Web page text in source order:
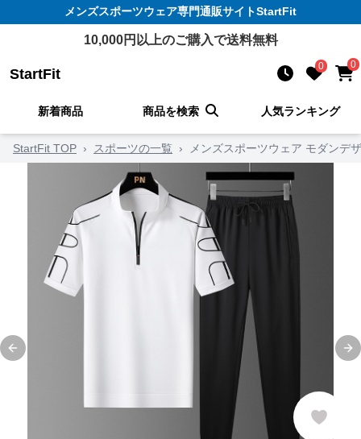
メンズスポーツウェア専門通販サイトStartFit
10,000円以上のご購入で送料無料
StartFit 0 0
新着商品 商品を検索 人気ランキング
StartFit TOP › スポーツの一覧 › メンズスポーツウェア モダンデ
Previous slide